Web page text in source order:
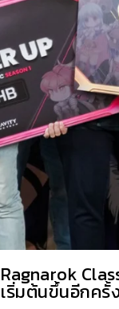
Ragnarok
เริ่มต้นขึ้นอีกครั้